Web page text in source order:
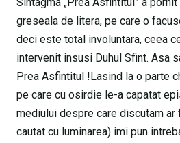
greseala de litera, pe care o
deci este total involuntara, ceea
intervenit insusi Duhul Sfint. Asa
Prea Asfintitul !Lasind la o parte
pe care cu osirdie le-a capatat
mediului despre care discutam ar
cautat cu luminarea) imi pun